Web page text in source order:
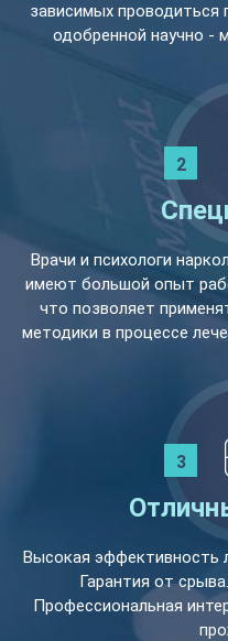
зависимых проводиться
одобренной научно -
Врачи и психологи
имеют большой опыт
что позволяет
методики в процессе
Высокая эффективность
Гарантия от
Профессиональная